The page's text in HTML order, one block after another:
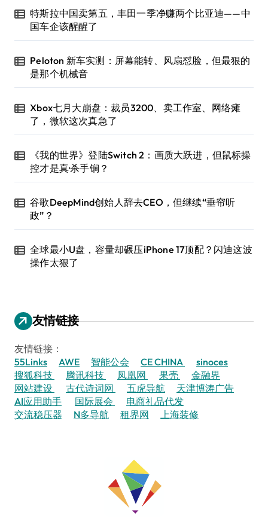
特斯拉中国卖第五，丰田一季净赚两个比亚迪——中
国车企该醒醒了
Peloton 新车实测：屏幕能转、风扇怼脸，但最狠的
是那个机械音
Xbox七月大崩盘：裁员3200、卖工作室、网络瘫
了，微软这次真急了
《我的世界》登陆Switch 2：画质大跃进，但鼠标操
控才是真·杀手锏？
谷歌DeepMind创始人辞去CEO，但继续“垂帘听
政”？
全球最小U盘，容量却碾压iPhone 17顶配？闪迪这波
操作太狠了
友情链接
友情链接：
55Links
AWE 智能公会 CE CHINA
sinoces
搜狐科技
腾讯科技 凤凰网 果壳
金融界
网站建设
古代诗词网 五虎导航
天津博涛广告
AI应用助手
国际展会
电商礼品代发
交流稳压器
N多导航 租界网 上海装修